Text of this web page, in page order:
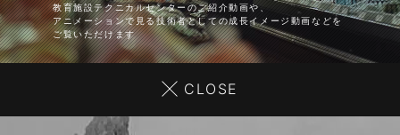
教育施設テクニカルセンターのご紹介動画や、
アニメーションで見る技術者としての成長イメージ動画などを
ご覧いただけます
CLOSE